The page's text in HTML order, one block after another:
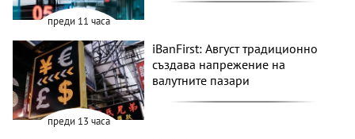
преди 11 часа
преди 13 часа
iBanFirst: Август традиционно
създава напрежение на
валутните пазари